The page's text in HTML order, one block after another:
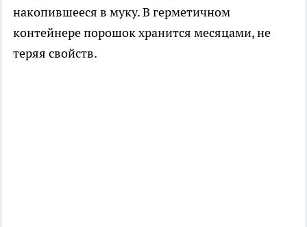
накопившееся в муку. В герметичном
контейнере порошок хранится месяцами, не
теряя свойств.